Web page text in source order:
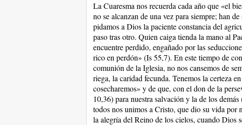
La Cuaresma nos recuerda cada año que «el
no se alcanzan de una vez para siempre; han
pidamos a Dios la paciente constancia del
paso tras otro. Quien caiga tienda la mano al
encuentre perdido, engañado por las
rico en perdón» (Is 55,7). En este tiempo de
comunión de la Iglesia, no nos cansemos de
riega, la caridad fecunda. Tenemos la certeza
cosecharemos» y de que, con el don de la
10,36) para nuestra salvación y la de los
todos nos unimos a Cristo, que dio su vida por
la alegría del Reino de los cielos, cuando Dios